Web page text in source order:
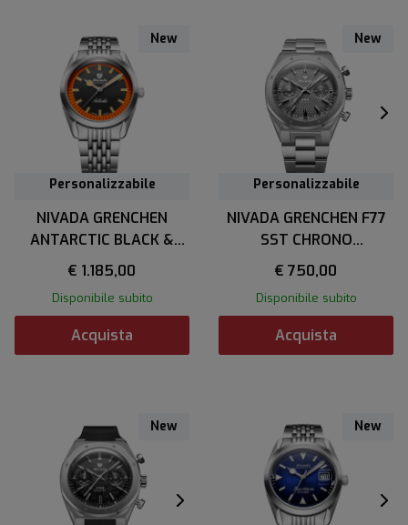
New
Personalizzabile
NIVADA GRENCHEN
ANTARCTIC BLACK &
ORANGE 38 mm
€ 1.185,00
Disponibile subito
Acquista
New
Personalizzabile
NIVADA GRENCHEN F77
SST CHRONO
MECAQUARTZ GREY MK2
38mm
€ 750,00
Disponibile subito
Acquista
New New